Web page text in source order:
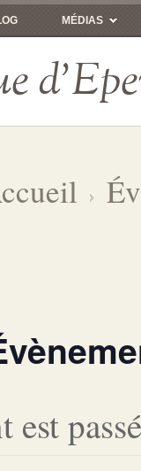
MÉDIAS
est